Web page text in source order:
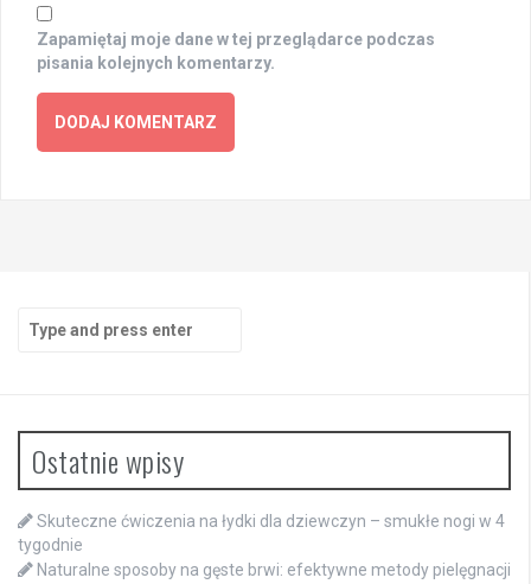
Zapamiętaj moje dane w tej przeglądarce podczas
pisania kolejnych komentarzy.
Search
for:
Ostatnie wpisy
Skuteczne ćwiczenia na łydki dla dziewczyn – smukłe nogi w 4
tygodnie
Naturalne sposoby na gęste brwi: efektywne metody pielęgnacji